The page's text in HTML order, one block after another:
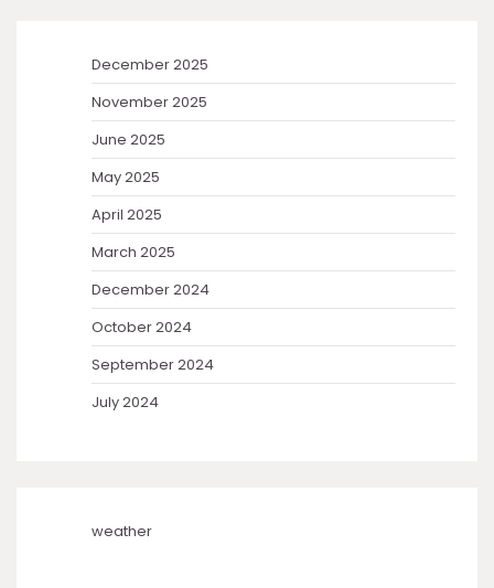
December 2025
November 2025
June 2025
May 2025
April 2025
March 2025
December 2024
October 2024
September 2024
July 2024
weather